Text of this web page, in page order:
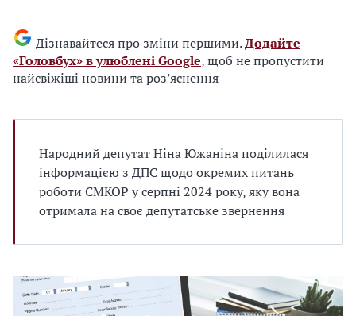
Дізнавайтеся про зміни першими.Додайте
«Головбух» в улюблені Google, щоб не пропустити
найсвіжіші новини та роз’яснення
Народний депутат Ніна Южаніна поділилася
інформацією з ДПС щодо окремих питань
роботи СМКОР у серпні 2024 року, яку вона
отримала на своє депутатське звернення